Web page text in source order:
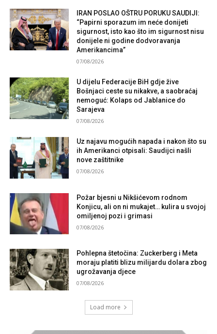
IRAN POSLAO OŠTRU PORUKU SAUDIJI:
“Papirni sporazum im neće donijeti
sigurnost, isto kao što im sigurnost nisu
donijele ni godine dodvoravanja
Amerikancima”
07/08/2026
U dijelu Federacije BiH gdje žive
Bošnjaci ceste su nikakve, a saobraćaj
nemoguć: Kolaps od Jablanice do
Sarajeva
07/08/2026
Uz najavu mogućih napada i nakon što su
ih Amerikanci otpisali: Saudijci našli
nove zaštitnike
07/08/2026
Požar bjesni u Nikšićevom rodnom
Konjicu, ali on ni mukajet… kulira u svojoj
omiljenoj pozi i grimasi
07/08/2026
Pohlepna štetočina: Zuckerberg i Meta
moraju platiti blizu milijardu dolara zbog
ugrožavanja djece
07/08/2026
Load more